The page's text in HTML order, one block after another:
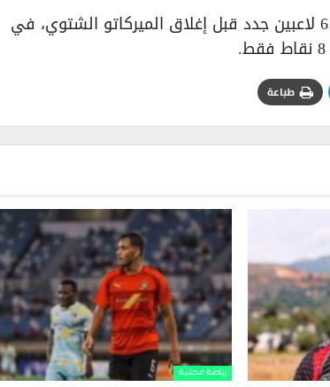
بالتوازي مع ذلك، تسابق الإدارة الزمن لتدعيم الصفوف بـ 4 إلى 6 لاعبين جدد قبل إغلاق الميركاتو الشتوي، في
طباعة
رياضة محلية